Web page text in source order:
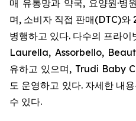
매 유통망과 약국, 요양원·병
며, 소비자 직접 판매(DTC)와
병행하고 있다. 다수의 프라
Laurella, Assorbello,
유하고 있으며, Trudi Baby
도 운영하고 있다. 자세한 내
수 있다.